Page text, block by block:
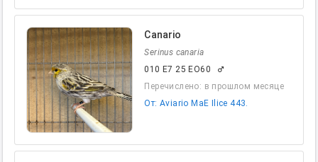
Canario
Serinus canaria
010 E7 25 EO60
male
Перечислено: в прошлом месяце
От: Aviario MaE Ilice 443.